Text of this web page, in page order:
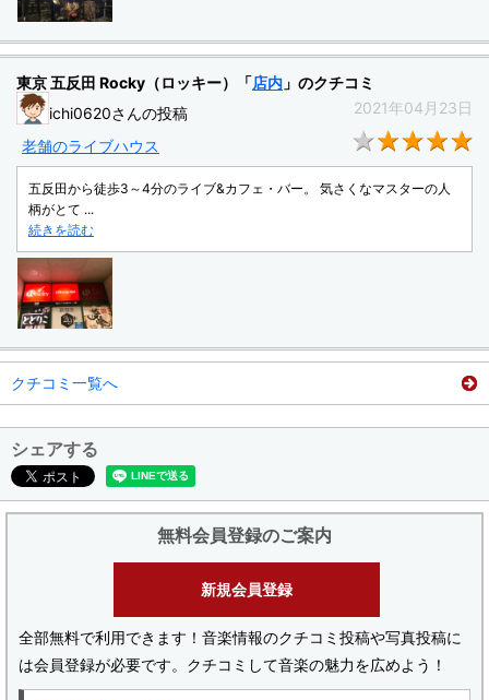
東京 五反田 Rocky（ロッキー）「店内 」のクチコミ
ichi0620さんの投稿
2021年04月23日
老舗のライブハウス
五反田から徒歩3～4分のライブ&カフェ・バー。 気さくなマスターの人
柄がとて ...
続きを読む
クチコミ一覧へ
シェアする
無料会員登録のご案内
新規会員登録
全部無料で利用できます！音楽情報のクチコミ投稿や写真投稿に
は会員登録が必要です。クチコミして音楽の魅力を広めよう！